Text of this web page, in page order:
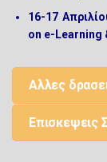
16-17
on e-Learning
Αλλες
Επισκεψεις